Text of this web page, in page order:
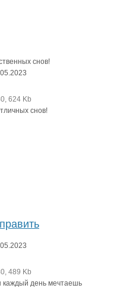
снов!
624 Kb
489 Kb